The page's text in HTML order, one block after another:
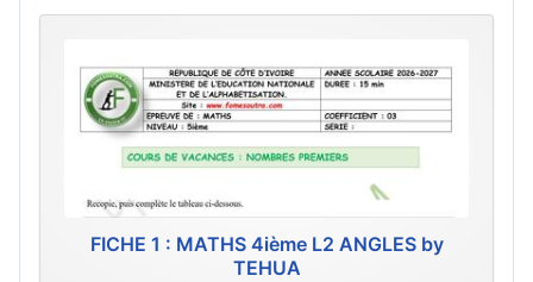
FICHE 1 : MATHS 4ième L2 ANGLES by
TEHUA